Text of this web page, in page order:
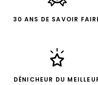
30 ANS DE SAVOIR
DÉNICHEUR DU